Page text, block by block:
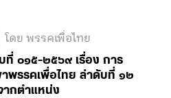
โดย พรรคเพื่อไทย
ที่ ๐๑๕-๒๕๖๙ เรื่อง การ
พรรคเพื่อไทย ลำดับที่ ๑๒
กตำแหน่ง